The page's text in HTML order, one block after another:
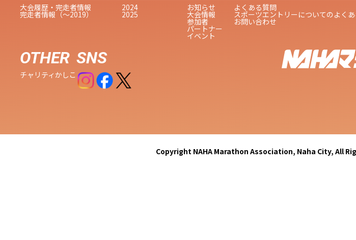
大会履歴・完走者情報
完走者情報（〜2019）
2024
2025
お知らせ
大会情報
参加者
パートナー
イベント
よくある質問
スポーツエントリーについてのよく
お問い合わせ
OTHER
チャリティかしこ
SNS
Copyright NAHA Marathon Association, Naha City, All